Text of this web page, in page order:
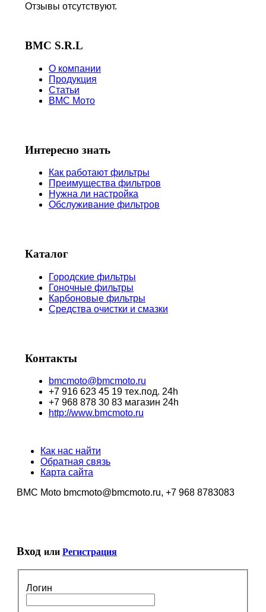
Отзывы отсутствуют.
BMC S.R.L
О компании
Продукция
Статьи
BMC Мото
Интересно знать
Как работают фильтры
Преимущества фильтров
Нужна ли настройка
Обслуживание фильтров
Каталог
Городские фильтры
Гоночные фильтры
Карбоновые фильтры
Средства очистки и смазки
Контакты
bmcmoto@bmcmoto.ru
+7 916 623 45 19 тех.под. 24h
+7 968 878 30 83 магазин 24h
http://www.bmcmoto.ru
Как нас найти
Обратная связь
Карта сайта
BMC Moto bmcmoto@bmcmoto.ru, +7 968 8783083
Вход или Регистрация
Логин